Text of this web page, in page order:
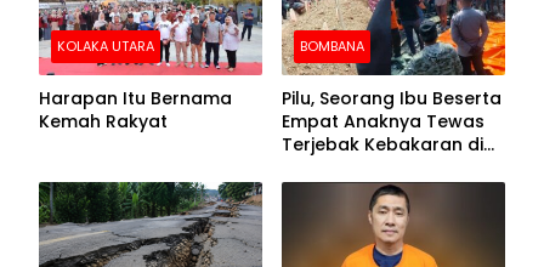
KOLAKA UTARA
Harapan Itu Bernama
Kemah Rakyat
BOMBANA
Pilu, Seorang Ibu Beserta
Empat Anaknya Tewas
Terjebak Kebakaran di